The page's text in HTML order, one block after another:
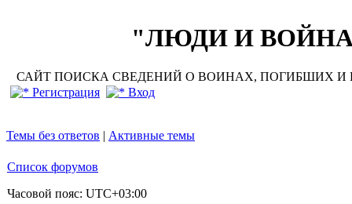
"ЛЮДИ И ВОЙНА"
САЙТ ПОИСКА СВЕДЕНИЙ О ВОИНАХ, ПОГИБШИХ И
Регистрация
Вход
Темы без ответов | Активные темы
Список форумов
Часовой пояс: UTC+03:00